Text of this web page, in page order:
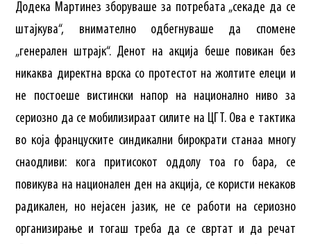
Додека Мартинез зборуваше за потребата „секаде да се
штајкува“, внимателно одбегнуваше да спомене
„генерален штрајк“. Денот на акција беше повикан без
никаква директна врска со протестот на жолтите елеци и
не постоеше вистински напор на национално ниво за
сериозно да се мобилизираат силите на ЦГТ. Ова е тактика
во која француските синдикални бирократи станаа многу
снаодливи: кога притисокот оддолу тоа го бара, се
повикува на национален ден на акција, се користи некаков
радикален, но нејасен јазик, не се работи на сериозно
организирање и тогаш треба да се свртат и да речат